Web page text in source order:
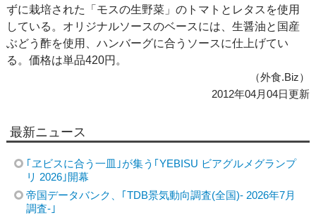
ずに栽培された「モスの生野菜」のトマトとレタスを使用
している。オリジナルソースのベースには、生醤油と国産
ぶどう酢を使用、ハンバーグに合うソースに仕上げてい
る。価格は単品420円。
（外食.Biz）
2012年04月04日更新
最新ニュース
｢ヱビスに合う一皿｣が集う｢YEBISU ビアグルメグランプ
リ 2026｣開幕
帝国データバンク、｢TDB景気動向調査(全国)- 2026年7月
調査-｣